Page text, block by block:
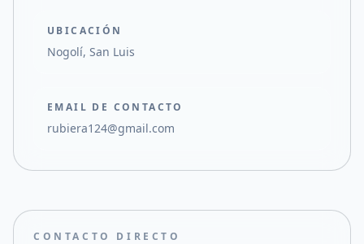
UBICACIÓN
Nogolí, San Luis
EMAIL DE CONTACTO
rubiera124@gmail.com
CONTACTO DIRECTO